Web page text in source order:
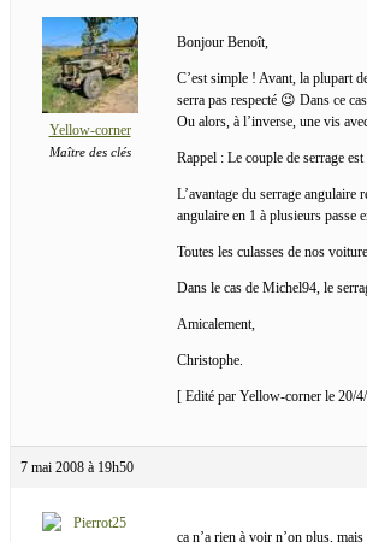
Yellow-corner
Maître des clés
Bonjour Benoît,
C’est simple ! Avant, la plupart
serra pas respecté 😉 Dans ce
Ou alors, à l’inverse, une vis
Rappel : Le couple de serrage
L’avantage du serrage
angulaire en 1 à plusieurs passe
Toutes les culasses de nos
Dans le cas de Michel94, le
Amicalement,
Christophe.
[ Edité par Yellow-corner le 20/
7 mai 2008 à 19h50
ça n’a rien à voir n’on plus,